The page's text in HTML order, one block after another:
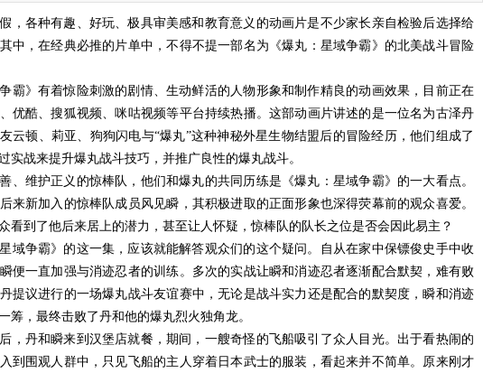
，各种有趣、好玩、极具审美感和教育意义的动画片是不少家长亲自检验后选择给
中，在经典必推的片单中，不得不提一部名为《爆丸：星域争霸》的北美战斗冒险
争霸》有着惊险刺激的剧情、生动鲜活的人物形象和制作精良的动画效果，目前正在
优酷、搜狐视频、咪咕视频等平台持续热播。这部动画片讲述的是一位名为古泽丹
云顿、莉亚、狗狗闪电与“爆丸”这种神秘外星生物结盟后的冒险经历，他们组成了
实战来提升爆丸战斗技巧，并推广良性的爆丸战斗。
、维护正义的惊棒队，他们和爆丸的共同历练是《爆丸：星域争霸》的一大看点。
来新加入的惊棒队成员风见瞬，其积极进取的正面形象也深得荧幕前的观众喜爱。
看到了他后来居上的潜力，甚至让人怀疑，惊棒队的队长之位是否会因此易主？
域争霸》的这一集，应该就能解答观众们的这个疑问。自从在家中保镖俊史手中收
便一直加强与消迹忍者的训练。 多次的实战让瞬和消迹忍者逐渐配合默契，难有败
提议进行的一场爆丸战斗友谊赛中，无论是战斗实力还是配合的默契度，瞬和消迹
筹，最终击败了丹和他的爆丸烈火独角龙。
，丹和瞬来到汉堡店就餐，期间，一艘奇怪的飞船吸引了众人目光。出于看热闹的
到围观人群中，只见飞船的主人穿着日本武士的服装，看起来并不简单。原来刚才